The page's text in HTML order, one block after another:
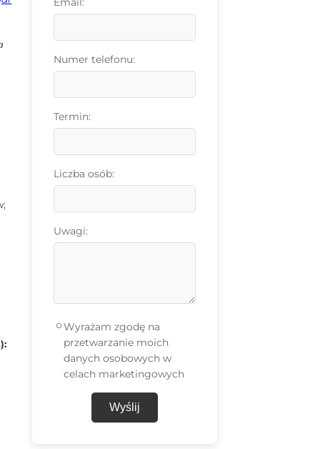
Numer telefonu:
Termin:
Liczba osób:
Uwagi:
Wyrażam zgodę na
przetwarzanie moich
danych osobowych w
celach marketingowych
Wyślij